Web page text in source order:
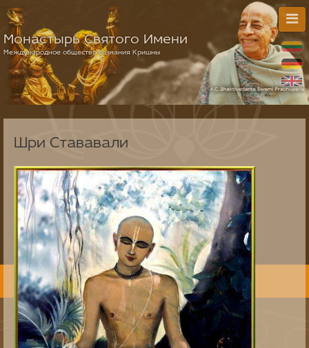
Монастырь Святого Имени
Международное общество сознания Кришны
Шри Стававали